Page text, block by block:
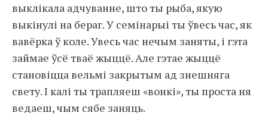
выклікала адчуванне, што ты рыба, якую
выкінулі на бераг. У семінарыі ты ўвесь час, як
вавёрка ў коле. Увесь час нечым заняты, і гэта
займае ўсё тваё жыццё. Але гэтае жыццё
становіцца вельмі закрытым ад знешняга
свету. І калі ты трапляеш «вонкі», ты проста ня
ведаеш, чым сябе заняць.